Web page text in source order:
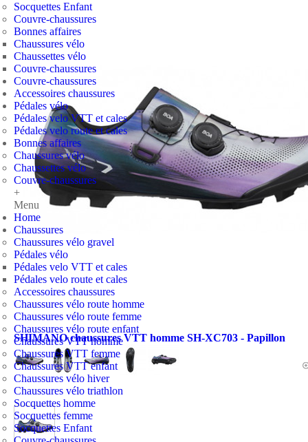
Socquettes Enfant
Couvre-chaussures
Bonnes affaires
Chaussures vélo
Chaussettes vélo
Couvre-chaussures
Couvre-chaussures
Accessoires chaussures
Pédales vélo
Pédales velo VTT et cales
Pédales velo route et cales
Bonnes affaires
Chaussures vélo
Chaussettes vélo
Couvre-chaussures
+
Menu
Home
Chaussures
Chaussures vélo gravel
Pédales vélo
Pédales velo VTT et cales
Pédales velo route et cales
Accessoires chaussures
Chaussures vélo route homme
Chaussures vélo route femme
Chaussures vélo route enfant
Chaussures VTT homme
Chaussures VTT femme
Chaussures VTT enfant
Chaussures vélo hiver
Chaussures vélo triathlon
Socquettes homme
Socquettes femme
Socquettes Enfant
SHIMANO chaussures VTT homme SH-XC703 - Papillon